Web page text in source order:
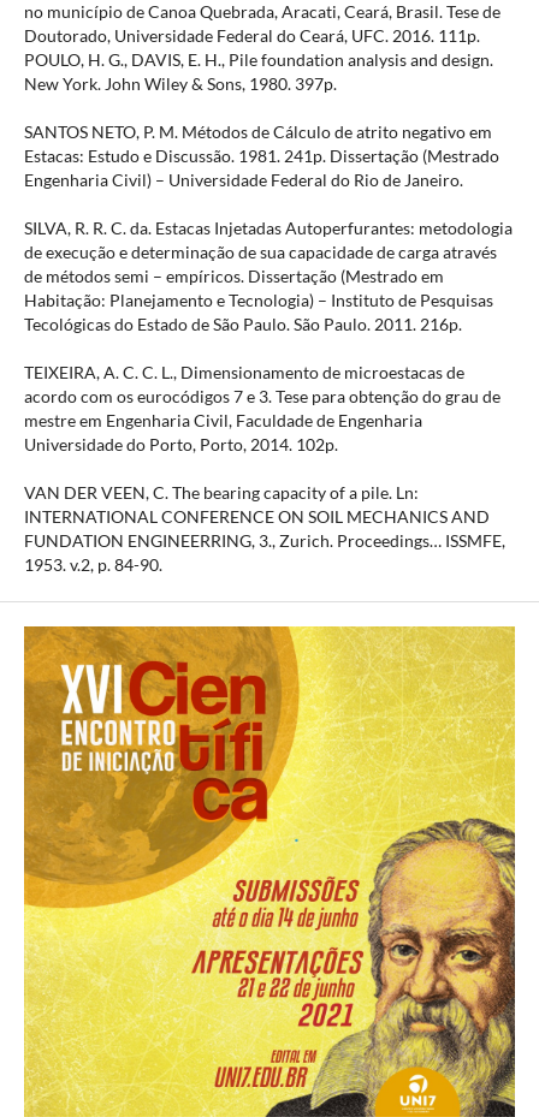
no município de Canoa Quebrada, Aracati, Ceará, Brasil. Tese de
Doutorado, Universidade Federal do Ceará, UFC. 2016. 111p.
POULO, H. G., DAVIS, E. H., Pile foundation analysis and design.
New York. John Wiley & Sons, 1980. 397p.
SANTOS NETO, P. M. Métodos de Cálculo de atrito negativo em
Estacas: Estudo e Discussão. 1981. 241p. Dissertação (Mestrado
Engenharia Civil) – Universidade Federal do Rio de Janeiro.
SILVA, R. R. C. da. Estacas Injetadas Autoperfurantes: metodologia
de execução e determinação de sua capacidade de carga através
de métodos semi – empíricos. Dissertação (Mestrado em
Habitação: Planejamento e Tecnologia) – Instituto de Pesquisas
Tecológicas do Estado de São Paulo. São Paulo. 2011. 216p.
TEIXEIRA, A. C. C. L., Dimensionamento de microestacas de
acordo com os eurocódigos 7 e 3. Tese para obtenção do grau de
mestre em Engenharia Civil, Faculdade de Engenharia
Universidade do Porto, Porto, 2014. 102p.
VAN DER VEEN, C. The bearing capacity of a pile. Ln:
INTERNATIONAL CONFERENCE ON SOIL MECHANICS AND
FUNDATION ENGINEERRING, 3., Zurich. Proceedings… ISSMFE,
1953. v.2, p. 84-90.